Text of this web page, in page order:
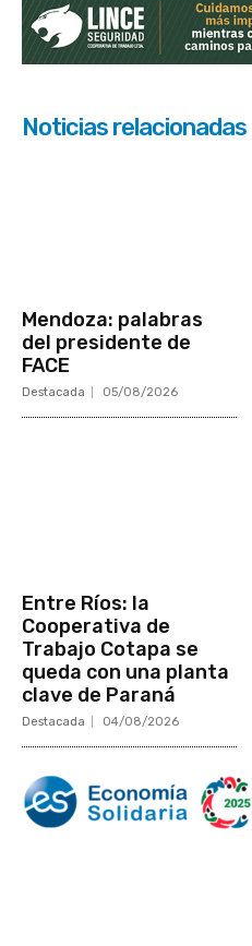
Noticias relacionadas
Mendoza: palabras
del presidente de
FACE
Destacada 05/08/2026
Entre Ríos: la
Cooperativa de
Trabajo Cotapa se
queda con una planta
clave de Paraná
Destacada 04/08/2026